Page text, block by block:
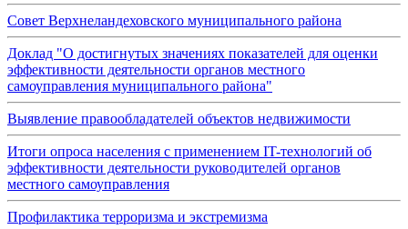
Совет Верхнеландеховского муниципального района
Доклад "О достигнутых значениях показателей для оценки
эффективности деятельности органов местного
самоуправления муниципального района"
Выявление правообладателей объектов недвижимости
Итоги опроса населения с применением IT-технологий об
эффективности деятельности руководителей органов
местного самоуправления
Профилактика терроризма и экстремизма